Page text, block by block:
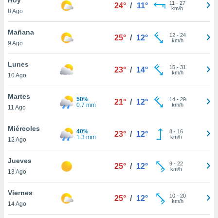
y
en
más
de
8 Ago
24° / 11° 11 - 27
km/h
Mañana
9 Ago
25° / 12° 12- 24
km/h
Lunes
10 Ago
23° / 14° 15- 31
km/h
Martes
11 Ago
50%
0.7 mm
21° / 12° 14- 29
km/h
Miércoles
12 Ago
40%
1.3 mm
23° / 12° 8- 16
km/h
Jueves
13 Ago
25° / 12° 9- 22
km/h
Viernes
14 Ago
25° / 12° 10- 20
km/h